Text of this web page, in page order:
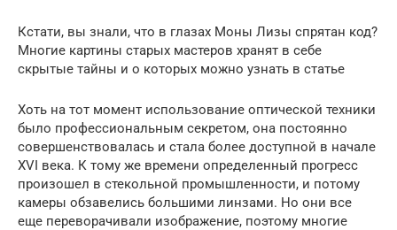
Кстати, вы знали, что в глазах Моны Лизы спрятан код?
Многие картины старых мастеров хранят в себе
скрытые тайны и о которых можно узнать в статье
Хоть на тот момент использование оптической техники
было профессиональным секретом, она постоянно
совершенствовалась и стала более доступной в начале
XVI века. К тому же времени определенный прогресс
произошел в стекольной промышленности, и потому
камеры обзавелись большими линзами. Но они все
еще переворачивали изображение, поэтому многие